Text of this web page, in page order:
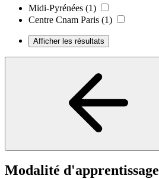
Midi-Pyrénées (1)
Centre Cnam Paris (1)
Afficher les résultats
Modalité d'apprentissage